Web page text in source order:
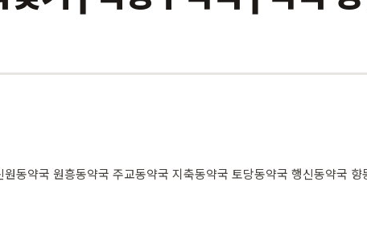
동약국 원흥동약국 주교동약국 지축동약국 토당동약국 행신동약국